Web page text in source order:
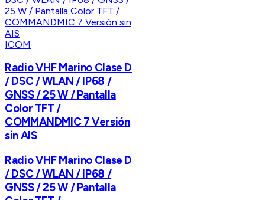
ICOM
Radio VHF Marino Clase D
/ DSC / WLAN / IP68 /
GNSS / 25 W / Pantalla
Color TFT /
COMMANDMIC 7 Versión
sin AIS
Radio VHF Marino Clase D
/ DSC / WLAN / IP68 /
GNSS / 25 W / Pantalla